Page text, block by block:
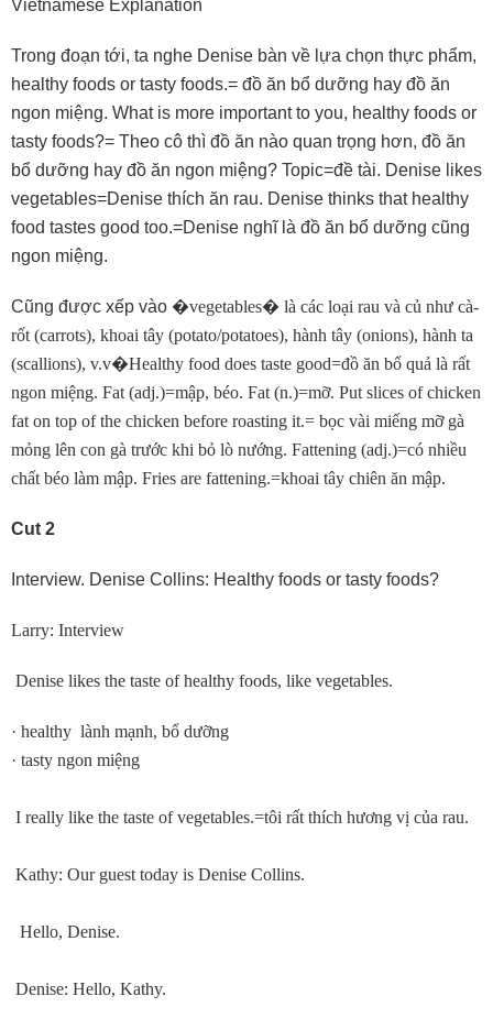
Vietnamese Explanation
Trong đoạn tới, ta nghe Denise bàn về lựa chọn thực phẩm,
healthy foods or tasty foods.= đồ ăn bổ dưỡng hay đồ ăn
ngon miệng. What is more important to you, healthy foods or
tasty foods?= Theo cô thì đồ ăn nào quan trọng hơn, đồ ăn
bổ dưỡng hay đồ ăn ngon miệng? Topic=đề tài. Denise likes
vegetables=Denise thích ăn rau. Denise thinks that healthy
food tastes good too.=Denise nghĩ là đồ ăn bổ dưỡng cũng
ngon miệng.
Cũng được xếp vào �vegetables� là các loại rau và củ như cà-
rốt (carrots), khoai tây (potato/potatoes), hành tây (onions), hành ta
(scallions), v.v�Healthy food does taste good=đồ ăn bổ quả là rất
ngon miệng. Fat (adj.)=mập, béo. Fat (n.)=mỡ. Put slices of chicken
fat on top of the chicken before roasting it.= bọc vài miếng mỡ gà
mỏng lên con gà trước khi bỏ lò nướng. Fattening (adj.)=có nhiều
chất béo làm mập. Fries are fattening.=khoai tây chiên ăn mập.
Cut 2
Interview. Denise Collins: Healthy foods or tasty foods?
Larry: Interview
Denise likes the taste of healthy foods, like vegetables.
· healthy lành mạnh, bổ dưỡng
· tasty ngon miệng
I really like the taste of vegetables.=tôi rất thích hương vị của rau.
Kathy: Our guest today is Denise Collins.
Hello, Denise.
Denise: Hello, Kathy.